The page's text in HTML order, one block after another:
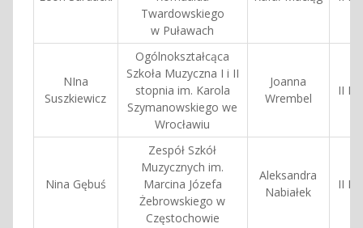
Twardowskiego
w Puławach
NIna
Suszkiewicz
Ogólnokształcąca
Szkoła Muzyczna I i II
stopnia im. Karola
Szymanowskiego we
Wrocławiu
Joanna
Wrembel
II
Nina Gębuś
Zespół Szkół
Muzycznych im.
Marcina Józefa
Żebrowskiego w
Częstochowie
Aleksandra
Nabiałek
II